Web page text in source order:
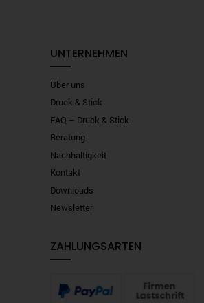
UNTERNEHMEN
Über uns
Druck & Stick
FAQ – Druck & Stick
Beratung
Nachhaltigkeit
Kontakt
Downloads
Newsletter
ZAHLUNGSARTEN